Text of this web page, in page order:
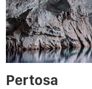
Pertosa